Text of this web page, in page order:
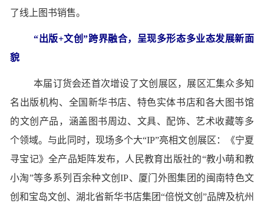
了线上图书销售。
“出版+文创”跨界融合，呈现多形态多业态发展新面
貌
本届订货会还首次增设了文创展区，展区汇集众多知
名出版机构、全国新华书店、特色实体书店和各大图书馆
的文创产品，涵盖图书周边、文具、配饰、艺术收藏等多
个领域。与此同时，现场多个大“IP”亮相文创展区：《宁夏
寻宝记》全产品矩阵发布，人民教育出版社的“教小萌和教
小淘”等多系列百余种文创IP、厦门外图集团的闽南特色文
创和宝岛文创、湖北省新华书店集团“倍悦文创”品牌及杭州